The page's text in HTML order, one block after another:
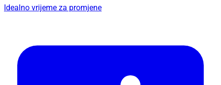
Idealno vrijeme za promjene